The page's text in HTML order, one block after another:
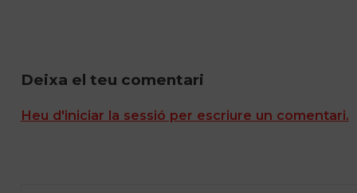
Deixa el teu comentari
Heu d'iniciar la sessió per escriure un comentari.